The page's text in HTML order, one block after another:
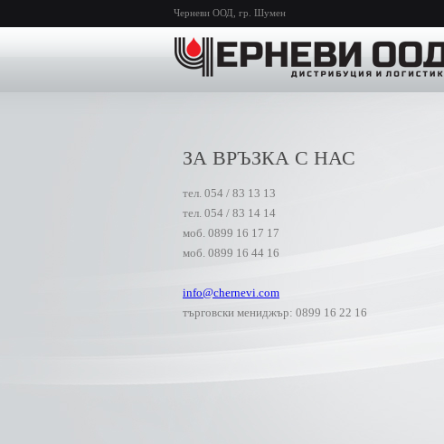
Черневи ООД, гр. Шумен
ЗА ВРЪЗКА С НАС
тел. 054 / 83 13 13
тел. 054 / 83 14 14
моб. 0899 16 17 17
моб. 0899 16 44 16
info@chernevi.com
търговски мениджър: 0899 16 22 16